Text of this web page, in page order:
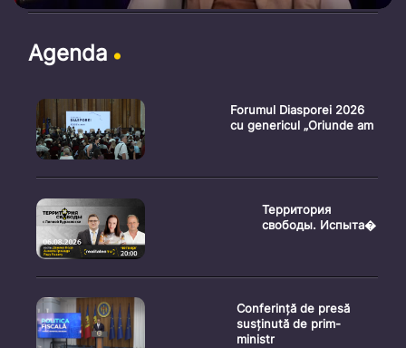
Agenda
Forumul Diasporei 2026
cu genericul „Oriunde am
Территория
свободы. Испыта�
Conferință de presă
susținută de prim-
ministr